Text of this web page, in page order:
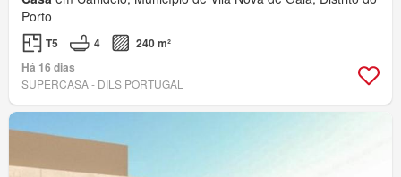
Porto
T5 4
240 m²
Há 16 dias
SUPERCASA - DILS PORTUGAL